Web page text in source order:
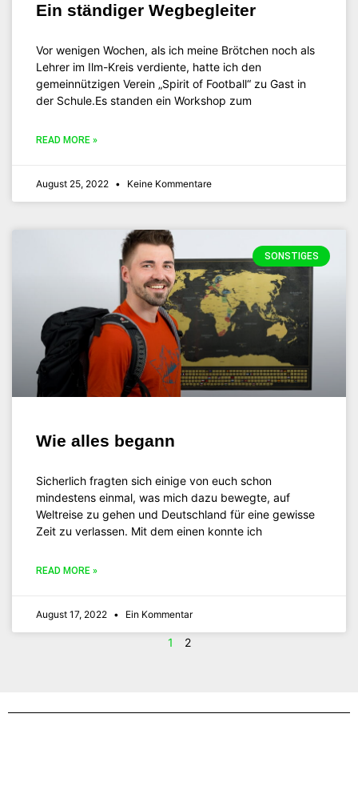
Ein ständiger Wegbegleiter
Vor wenigen Wochen, als ich meine Brötchen noch als
Lehrer im Ilm-Kreis verdiente, hatte ich den
gemeinnützigen Verein „Spirit of Football“ zu Gast in
der Schule.Es standen ein Workshop zum
READ MORE »
August 25, 2022 Keine Kommentare
SONSTIGES
Wie alles begann
Sicherlich fragten sich einige von euch schon
mindestens einmal, was mich dazu bewegte, auf
Weltreise zu gehen und Deutschland für eine gewisse
Zeit zu verlassen. Mit dem einen konnte ich
READ MORE »
August 17, 2022 Ein Kommentar
1 2